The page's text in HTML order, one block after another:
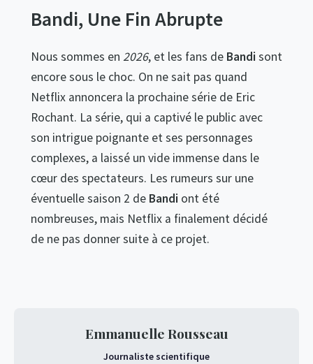
Bandi, Une Fin Abrupte
Nous sommes en 2026, et les fans de Bandi sont
encore sous le choc. On ne sait pas quand
Netflix annoncera la prochaine série de Eric
Rochant. La série, qui a captivé le public avec
son intrigue poignante et ses personnages
complexes, a laissé un vide immense dans le
cœur des spectateurs. Les rumeurs sur une
éventuelle saison 2 de Bandi ont été
nombreuses, mais Netflix a finalement décidé
de ne pas donner suite à ce projet.
Emmanuelle Rousseau
Journaliste scientifique